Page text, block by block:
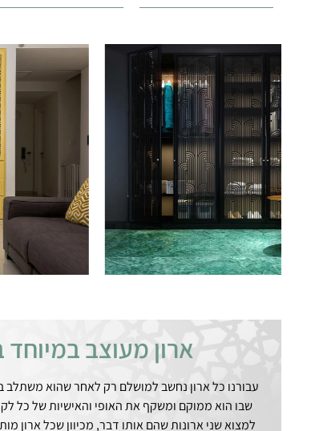
ארון מעוצב
עבורנו כל ארון נחשב למושלם רק לאחר שהוא משתלב
שבו הוא ממוקם ומשקף את האופי והאישיות של כל
למצוא שני ארונות שהם אותו דבר, מכיוון שכל ארון